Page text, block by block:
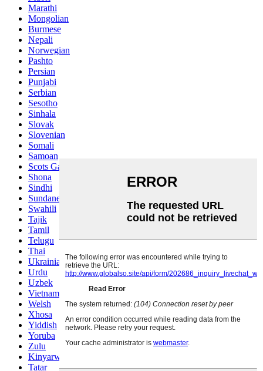
Marathi
Mongolian
Burmese
Nepali
Norwegian
Pashto
Persian
Punjabi
Serbian
Sesotho
Sinhala
Slovak
Slovenian
Somali
Samoan
Scots Gaelic
Shona
Sindhi
Sundanese
Swahili
Tajik
Tamil
Telugu
Thai
Ukrainian
Urdu
Uzbek
Vietnamese
Welsh
Xhosa
Yiddish
Yoruba
Zulu
Kinyarwanda
Tatar